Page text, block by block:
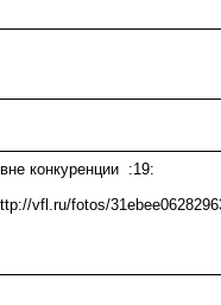
конкуренции :19:
vfl.ru/fotos/